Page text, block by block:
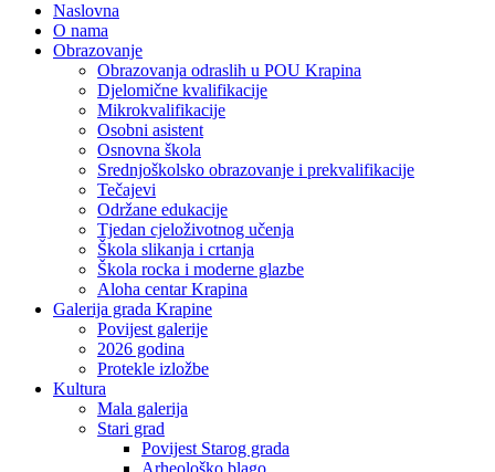
Naslovna
O nama
Obrazovanje
Obrazovanja odraslih u POU Krapina
Djelomične kvalifikacije
Mikrokvalifikacije
Osobni asistent
Osnovna škola
Srednjoškolsko obrazovanje i prekvalifikacije
Tečajevi
Održane edukacije
Tjedan cjeloživotnog učenja
Škola slikanja i crtanja
Škola rocka i moderne glazbe
Aloha centar Krapina
Galerija grada Krapine
Povijest galerije
2026 godina
Protekle izložbe
Kultura
Mala galerija
Stari grad
Povijest Starog grada
Arheološko blago